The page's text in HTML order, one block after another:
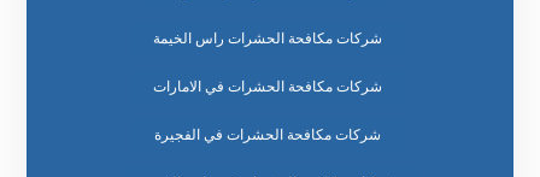
شركات مكافحة الحشرات راس الخيمة
شركات مكافحة الحشرات في الامارات
شركات مكافحة الحشرات في الفجيرة